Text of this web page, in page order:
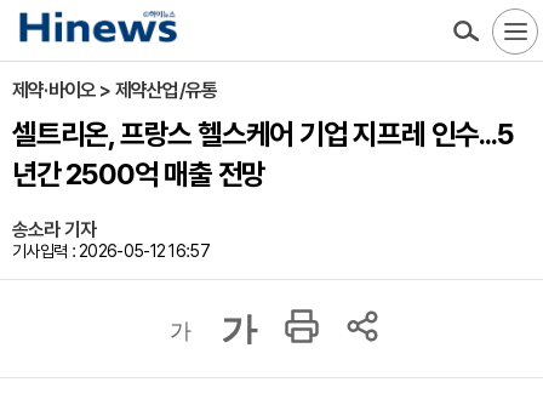
제약·바이오 > 제약산업/유통
셀트리온, 프랑스 헬스케어 기업 지프레 인수...5
년간 2500억 매출 전망
송소라 기자
기사입력 : 2026-05-12 16:57
가 가